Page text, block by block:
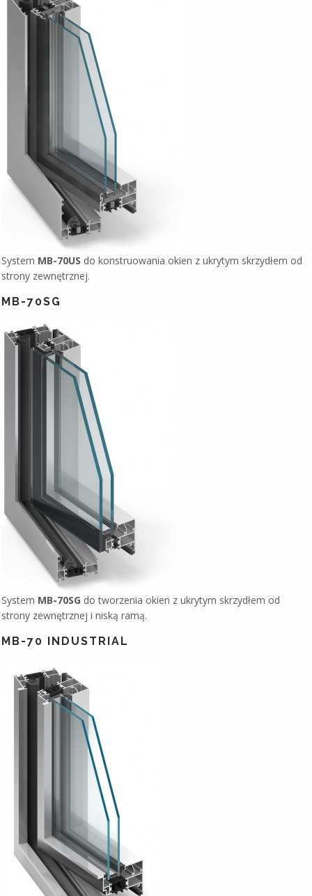
System MB-70US do konstruowania okien z ukrytym skrzydłem od
strony zewnętrznej.
MB-70SG
System MB-70SG do tworzenia okien z ukrytym skrzydłem od
strony zewnętrznej i niską ramą.
MB-70 INDUSTRIAL